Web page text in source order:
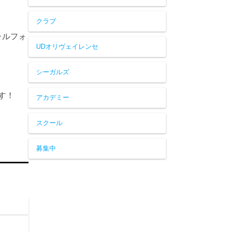
フォ
！
クラブ
UDオリヴェイレンセ
シーガルズ
アカデミー
スクール
募集中